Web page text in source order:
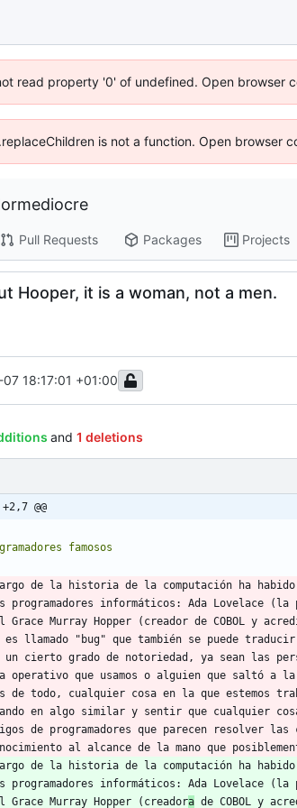
read property '0' of undefined. Open browser
is not a function. Open browser
Pull Requests Packages Projects
Hooper, it is a woman, not a men.
18:17:01 +01:00
and 1 deletions
@@
de la historia de la computación ha habido
programadores informáticos: Ada Lovelace
Grace Murray Hopper (creador de COBOL y
llamado "bug" que también se puede traducir
cierto grado de notoriedad, ya sean las
operativo que usamos o alguien que saltó a la
de todo, cualquier cosa en la que estemos
en algo similar y sentir que cualquier
de programadores que parecen resolver
de la historia de la computación ha habido
programadores informáticos: Ada Lovelace
Grace Murray Hopper (creadora de COBOL y